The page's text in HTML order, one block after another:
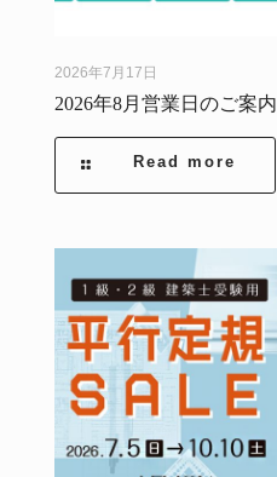
2026年7月17日
2026年8月営業日のご案内
Read more